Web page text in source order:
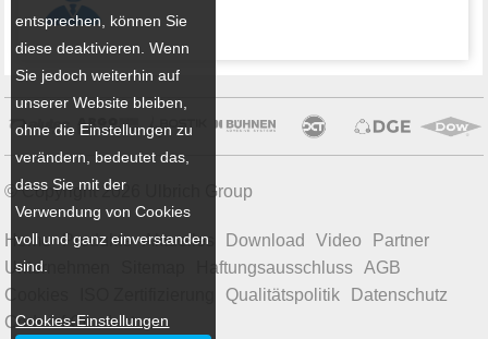
© Copyright 2026 Ulbrich Group
Home Produkte Aktuelles Download Video
Partner
Unternehmen
Haftungsausschluss
AGB
Cookies
Qualitätspolitik
Datenschutz
Code of Conduct
entsprechen, können Sie
diese deaktivieren. Wenn
Sie jedoch weiterhin auf
unserer Website bleiben,
ohne die Einstellungen zu
verändern, bedeutet das,
dass Sie mit der
Verwendung von Cookies
voll und ganz einverstanden
sind.
Cookies-Einstellungen